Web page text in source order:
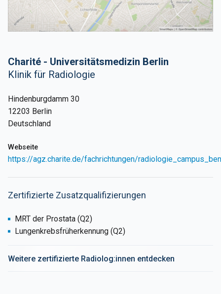
Charité - Universitätsmedizin Berlin
Klinik für Radiologie
Hindenburgdamm 30
12203 Berlin
Deutschland
Webseite
https://agz.charite.de/fachrichtungen/
Zertifizierte Zusatzqualifizierungen
MRT der Prostata (Q2)
Lungenkrebsfrüherkennung (Q2)
Weitere zertifizierte Radiolog:innen entdecken